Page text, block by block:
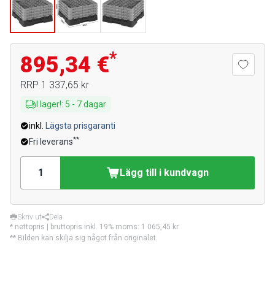
895,34 €*
RRP 1 337,65 kr
I lager!: 5 - 7dagar
inkl.
Lägsta prisgaranti
Fri leverans**
Lägg till i kundvagn
Skriv ut
Dela
* nettopris | bruttopris inkl. 19% moms: 1 065,45 kr
** Bilden kan skilja sig något från originalet.